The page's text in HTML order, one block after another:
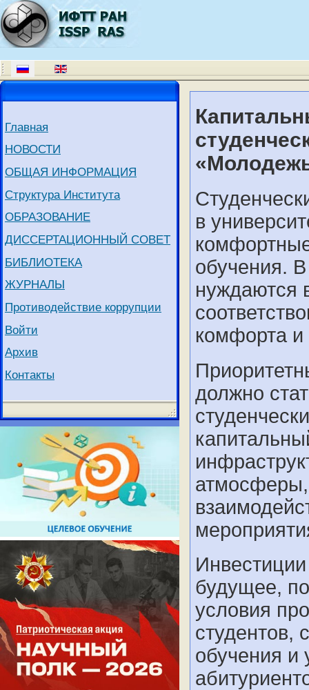
Главная
НОВОСТИ
ОБЩАЯ ИНФОРМАЦИЯ
Структура Института
ОБРАЗОВАНИЕ
ДИССЕРТАЦИОННЫЙ СОВЕТ
БИБЛИОТЕКА
ЖУРНАЛЫ
Противодействие коррупции
Войти
Архив
Контакты
в
обучения.
нуждаются
комфорта и
должно
будущее,
условия
студентов,
обучения и